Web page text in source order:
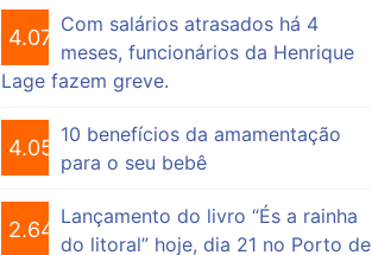
4.074
Com salários atrasados há 4
meses, funcionários da Henrique
Lage fazem greve.
4.055
10 benefícios da amamentação
para o seu bebê
2.647
Lançamento do livro “És a rainha
do litoral” hoje, dia 21 no Porto de